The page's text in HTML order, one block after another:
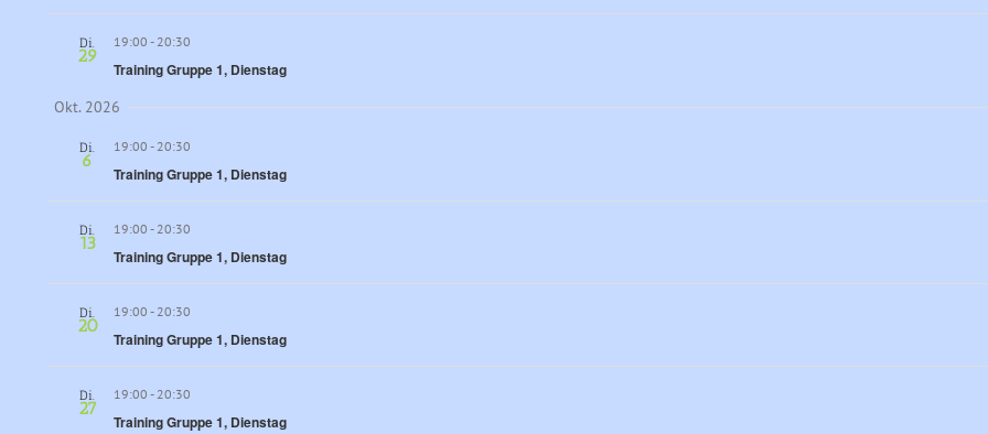
Di.
29
19:00 - 20:30
Training Gruppe 1, Dienstag
Okt. 2026
Di.
6
19:00 - 20:30
Training Gruppe 1, Dienstag
Di.
13
19:00 - 20:30
Training Gruppe 1, Dienstag
Di.
20
19:00 - 20:30
Training Gruppe 1, Dienstag
Di.
27
19:00 - 20:30
Training Gruppe 1, Dienstag